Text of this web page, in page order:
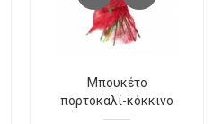
Μπουκέτο
πορτοκαλί-κόκκινο